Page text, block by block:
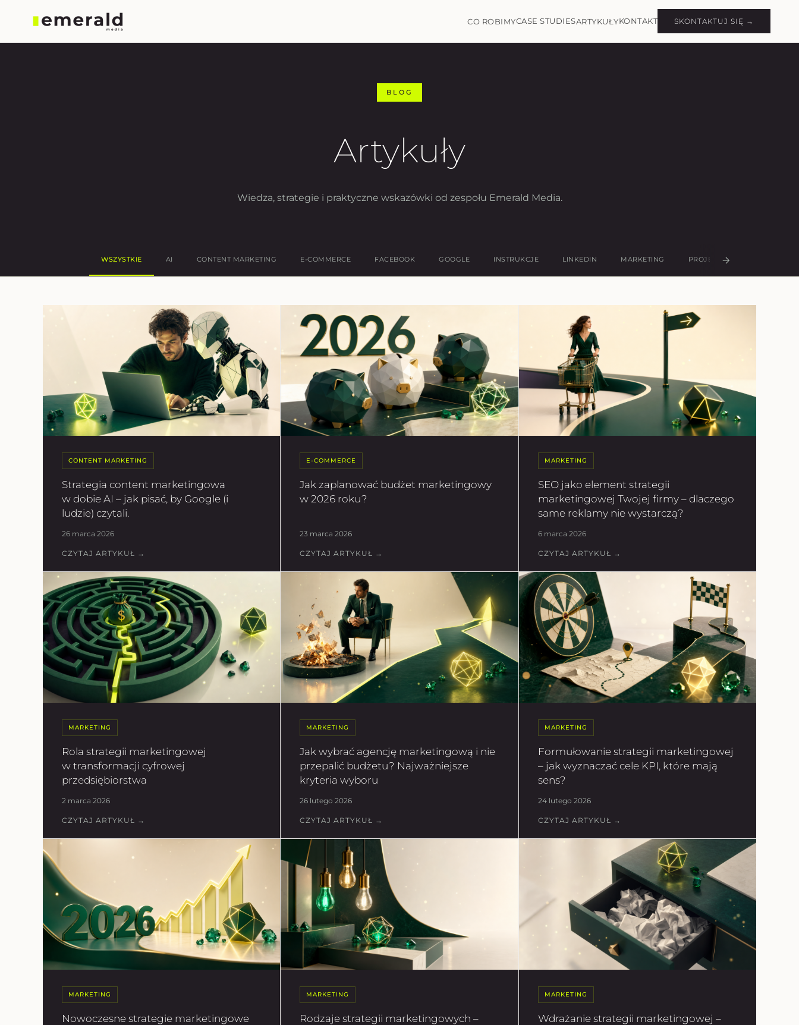
CO ROBIMYCASE STUDIESARTYKUŁYKONTAKT SKONTAKTUJ SIĘ →
BLOG
Artykuły
Wiedza, strategie i praktyczne wskazówki od zespołu Emerald Media.
WSZYSTKIE AI CONTENT MARKETING E-COMMERCE FACEBOOK GOOGLE INSTRUKCJE LINKEDIN MARKETING PROJEKTOWANIE UX/UI
CONTENT MARKETING
Strategia content marketingowa
w dobie AI – jak pisać, by Google (i
ludzie) czytali.
26 marca 2026
CZYTAJ ARTYKUŁ →
E-COMMERCE
Jak zaplanować budżet marketingowy
w 2026 roku?
23 marca 2026
CZYTAJ ARTYKUŁ →
MARKETING
SEO jako element strategii
marketingowej Twojej firmy – dlaczego
same reklamy nie wystarczą?
6 marca 2026
CZYTAJ ARTYKUŁ →
MARKETING
Rola strategii marketingowej
w transformacji cyfrowej
przedsiębiorstwa
2 marca 2026
CZYTAJ ARTYKUŁ →
MARKETING
Jak wybrać agencję marketingową i nie
przepalić budżetu? Najważniejsze
kryteria wyboru
26 lutego 2026
CZYTAJ ARTYKUŁ →
MARKETING
Formułowanie strategii marketingowej
– jak wyznaczać cele KPI, które mają
sens?
24 lutego 2026
CZYTAJ ARTYKUŁ →
MARKETING
Nowoczesne strategie marketingowe
MARKETING
Rodzaje strategii marketingowych –
MARKETING
Wdrażanie strategii marketingowej –